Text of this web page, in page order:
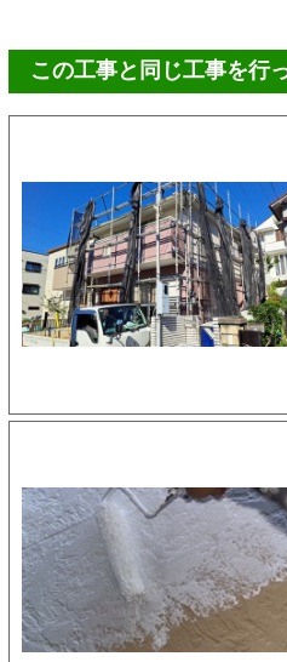
この工事と同じ工事を行